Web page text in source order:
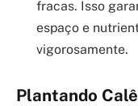
fracas. Isso
espaço e
vigorosamente.
Plantando